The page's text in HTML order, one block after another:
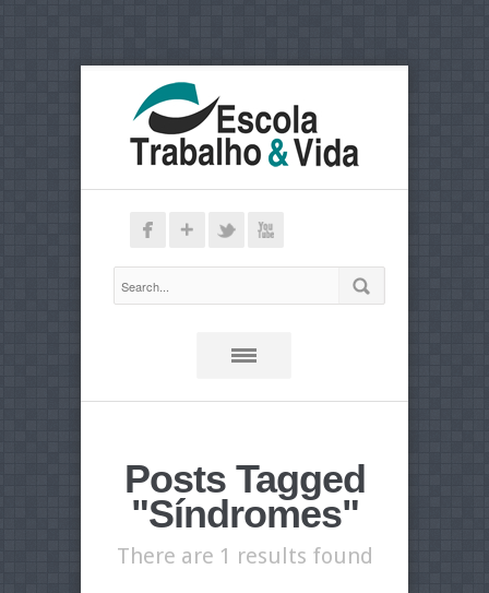
Posts Tagged
"Síndromes"
There are 1 results found